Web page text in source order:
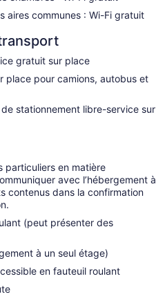
aires communes : Wi-Fi gratuit
gratuit sur place
place pour camions, autobus et
stationnement libre-service sur
particuliers en matière
avec l’hébergement à
contenus dans la confirmation
(peut présenter des
à un seul étage)
en fauteuil roulant